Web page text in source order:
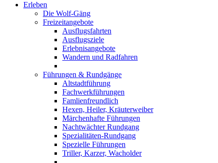
Erleben
Die Wolf-Gäng
Freizeitangebote
Ausflugsfahrten
Ausflugsziele
Erlebnisangebote
Wandern und Radfahren
Führungen & Rundgänge
Altstadtführung
Fachwerkführungen
Famlienfreundlich
Hexen, Heiler, Kräuterweiber
Märchenhafte Führungen
Nachtwächter Rundgang
Spezialitäten-Rundgang
Spezielle Führungen
Triller, Karzer, Wacholder